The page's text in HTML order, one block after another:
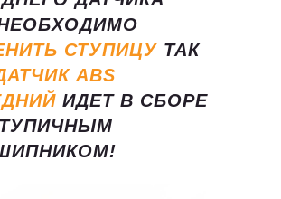
НЕОБХОДИМО
СТУПИЦУТАК
ABS
ИДЕТ В СБОРЕ